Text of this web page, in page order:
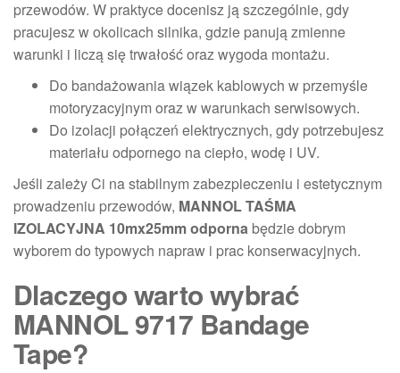
przewodów. W praktyce docenisz ją szczególnie, gdy
pracujesz w okolicach silnika, gdzie panują zmienne
warunki i liczą się trwałość oraz wygoda montażu.
Do bandażowania wiązek kablowych w przemyśle
motoryzacyjnym oraz w warunkach serwisowych.
Do izolacji połączeń elektrycznych, gdy potrzebujesz
materiału odpornego na ciepło, wodę i UV.
Jeśli zależy Ci na stabilnym zabezpieczeniu i estetycznym
prowadzeniu przewodów, MANNOL TAŚMA
IZOLACYJNA 10mx25mm odporna będzie dobrym
wyborem do typowych napraw i prac konserwacyjnych.
Dlaczego warto wybrać
MANNOL 9717 Bandage
Tape?